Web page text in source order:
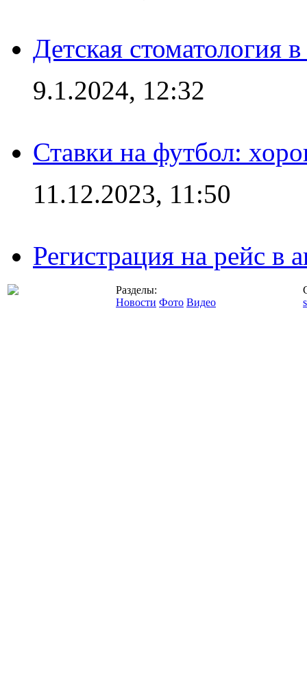
Детская стоматология
9.1.2024, 12:32
Ставки на футбол:
11.12.2023, 11:50
Регистрация на рейс в
Разделы:
Новости Фото Видео